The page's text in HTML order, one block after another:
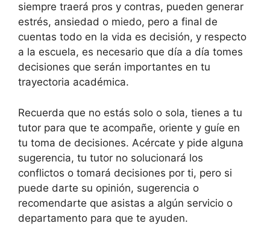
siempre traerá pros y contras, pueden generar
estrés, ansiedad o miedo, pero a final de
cuentas todo en la vida es decisión, y respecto
a la escuela, es necesario que día a día tomes
decisiones que serán importantes en tu
trayectoria académica.
Recuerda que no estás solo o sola, tienes a tu
tutor para que te acompañe, oriente y guíe en
tu toma de decisiones. Acércate y pide alguna
sugerencia, tu tutor no solucionará los
conflictos o tomará decisiones por ti, pero si
puede darte su opinión, sugerencia o
recomendarte que asistas a algún servicio o
departamento para que te ayuden.